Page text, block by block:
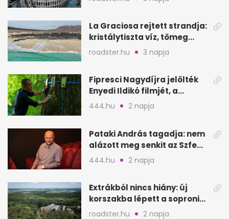
La Graciosa rejtett strandja:
kristálytiszta víz, tömeg
nélkül
roadster.hu 3 napja
Fipresci Nagydíjra jelölték
Enyedi Ildikó filmjét, a
Csendes barátot
444.hu 2 napja
Pataki András tagadja: nem
alázott meg senkit az Szfe
felvételijén
444.hu 2 napja
Extrákból nincs hiány: új
korszakba lépett a soproni
Fagus Hotel
roadster.hu 2 napja